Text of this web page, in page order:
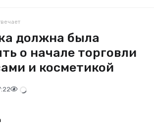
должна была
о начале торговли
и косметикой